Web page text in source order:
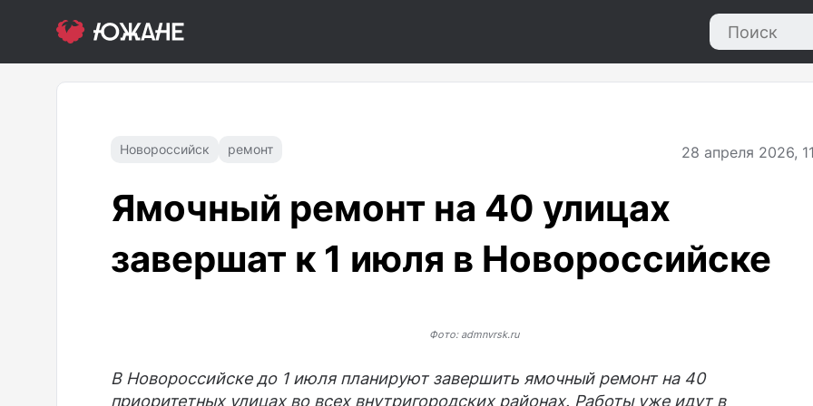
Новороссийск ремонт 28 апреля 2026,
Ямочный ремонт на 40 улицах
завершат к 1 июля в Новороссийске
Фото: admnvrsk.ru
В Новороссийске до 1 июля планируют завершить ямочный ремонт на 40
приоритетных улицах во всех внутригородских районах. Работы уже идут в